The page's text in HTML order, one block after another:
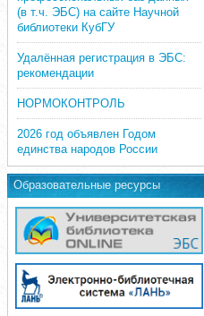
(в т.ч. ЭБС) на сайте Научной
библиотеки КубГУ
Удалённая регистрация в ЭБС:
рекомендации
НОРМОКОНТРОЛЬ
2026 год объявлен Годом
единства народов России
Образовательные ресурсы